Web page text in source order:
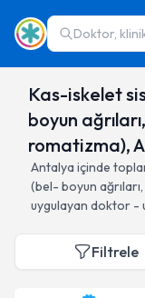
Doktor,
Kas-iskelet
boyun
romatizma),
Antalya içinde
(bel- boyun
uygulayan doktor -
Filtrele